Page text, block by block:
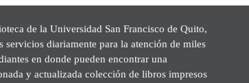
de la Universidad San Francisco de Quito,
servicios diariamente para la atención de miles
en donde pueden encontrar una
y actualizada colección de libros impresos